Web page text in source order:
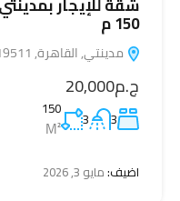
150 م
مدينتي, القاهرة, 19511, مصر
ج.م20,000
3
3
150
M²
اضيف:مايو 3, 2026